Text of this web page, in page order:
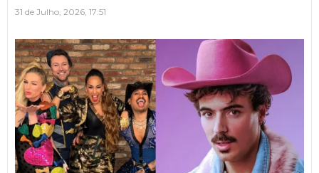
31 de Julho, 2026, 17:51